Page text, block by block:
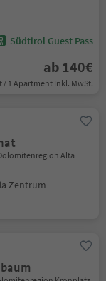
Südtirol Guest Pass
ab 140€
/ 1 Apartment Inkl. MwSt.
Alta
Zentrum